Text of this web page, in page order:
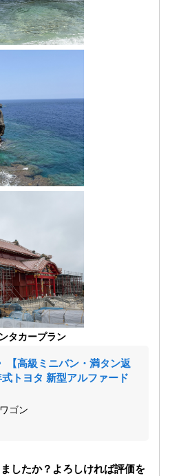
タカープラン
【高級ミニバン・満タン返
トヨタ 新型アルファード
ゴン
したか？よろしければ評価を